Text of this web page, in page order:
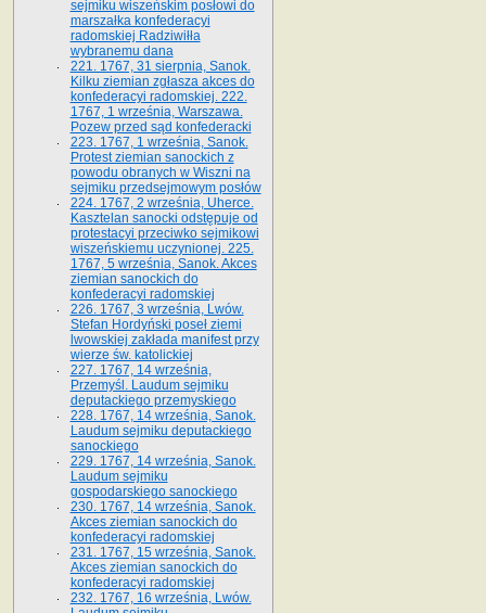
sejmiku wiszeńskim posłowi do
marszałka konfe­deracyi
radomskiej Radziwiłła
wybranemu dana
221. 1767, 31 sierpnia, Sanok.
Kilku ziemian zgłasza akces do
konfederacyi radomskiej. 222.
1767, 1 września, Warszawa.
Pozew przed sąd konfederacki
223. 1767, 1 września, Sanok.
Protest ziemian sanockich z
powodu obranych w Wiszni na
sejmiku przedsejmo­wym posłów
224. 1767, 2 września, Uherce.
Kasztelan sanocki odstępuje od
protestacyi przeciwko sejmikowi
wiszeńskiemu uczynionej. 225.
1767, 5 września, Sanok. Akces
ziemian sanockich do
konfederacyi radomskiej
226. 1767, 3 września, Lwów.
Stefan Hordyński poseł ziemi
lwowskiej zakłada manifest przy
wierze św. ka­tolickiej
227. 1767, 14 września,
Przemyśl. Laudum sejmiku
deputackiego przemyskiego
228. 1767, 14 września, Sanok.
Laudum sejmiku deputackiego
sanockiego
229. 1767, 14 września, Sanok.
Laudum sejmiku
gospodarskiego sanockiego
230. 1767, 14 września, Sanok.
Akces ziemian sanockich do
konfederacyi radomskiej
231. 1767, 15 września, Sanok.
Akces ziemian sanockich do
konfederacyi radomskiej
232. 1767, 16 września, Lwów.